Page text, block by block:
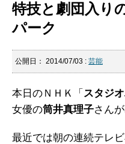
特技と劇団入り
パーク
公開日： 2014/07/03 : 芸能
本日のＮＨＫ「 スタジ
女優の筒井真理子さん
最近では朝の連続テレビ